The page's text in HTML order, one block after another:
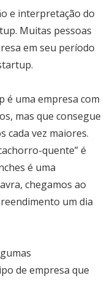
e interpretação do
Muitas pessoas
em seu período
é uma empresa com
mas que consegue
cada vez maiores.
quente” é
é uma
chegamos ao
um dia
de empresa que